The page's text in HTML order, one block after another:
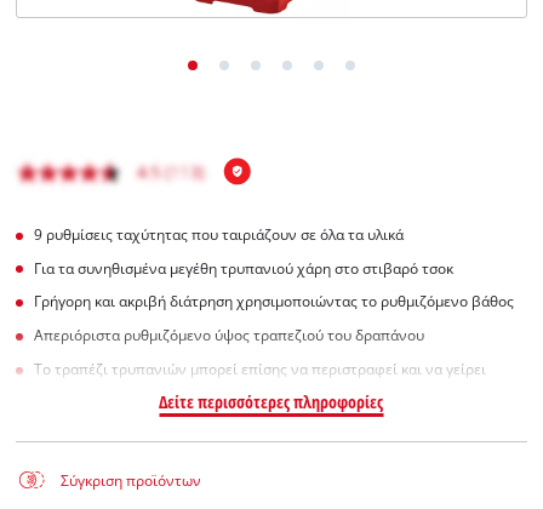
9 ρυθμίσεις ταχύτητας που ταιριάζουν σε όλα τα υλικά
Για τα συνηθισμένα μεγέθη τρυπανιού χάρη στο στιβαρό τσοκ
Γρήγορη και ακριβή διάτρηση χρησιμοποιώντας το ρυθμιζόμενο βάθος
Απεριόριστα ρυθμιζόμενο ύψος τραπεζιού του δραπάνου
Το τραπέζι τρυπανιών μπορεί επίσης να περιστραφεί και να γείρει
Δείτε περισσότερες πληροφορίες
Σύγκριση προϊόντων